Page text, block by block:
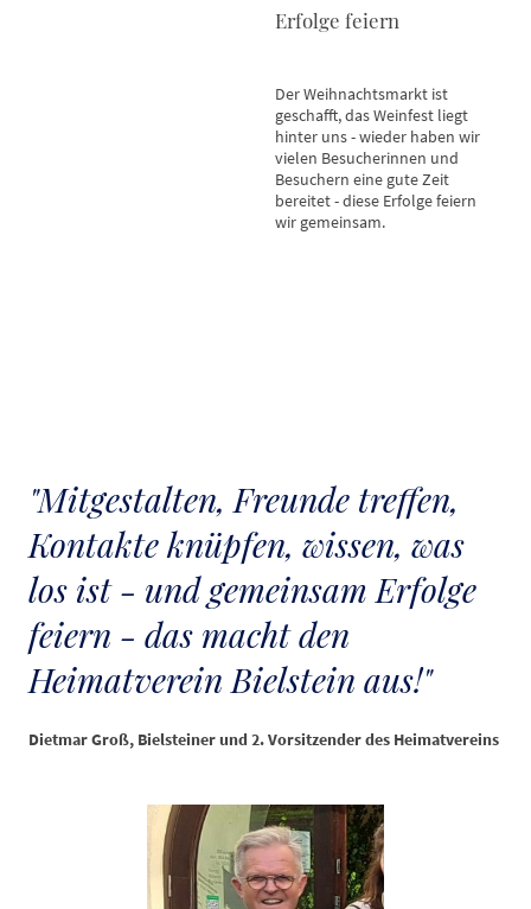
Erfolge feiern
Der Weihnachtsmarkt ist
geschafft, das Weinfest liegt
hinter uns - wieder haben wir
vielen Besucherinnen und
Besuchern eine gute Zeit
bereitet - diese Erfolge feiern
wir gemeinsam.
"Mitgestalten, Freunde treffen,
Kontakte knüpfen, wissen, was
los ist - und gemeinsam Erfolge
feiern - das macht den
Heimatverein Bielstein aus!"
Dietmar Groß, Bielsteiner und 2. Vorsitzender des Heimatvereins